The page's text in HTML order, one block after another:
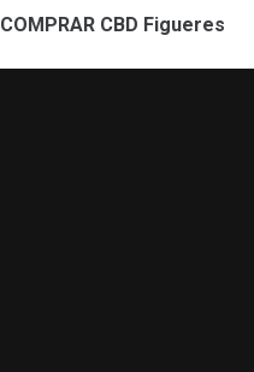
COMPRAR CBD Figueres